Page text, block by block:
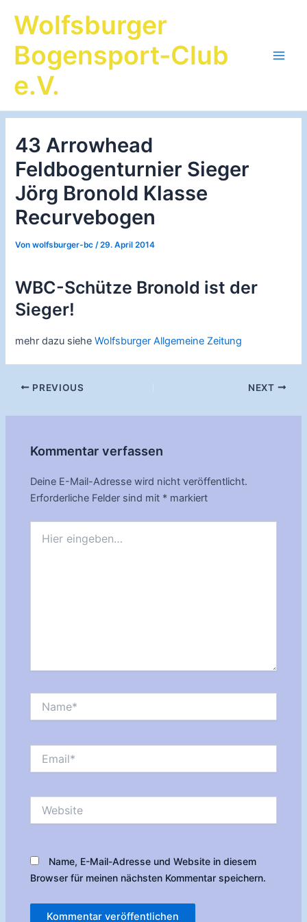
InhaltWolfsburger
Bogensport-Club
e.V.
43 Arrowhead
Feldbogenturnier Sieger
Jörg Bronold Klasse
Recurvebogen
Vonwolfsburger-bc /29. April 2014
WBC-Schütze Bronold ist der
Sieger!
mehr dazu sieheWolfsburger Allgemeine Zeitung
Post
PREVIOUS NEXT
Kommentar verfassen
Deine E-Mail-Adresse wird nicht veröffentlicht.
Erforderliche Felder sind mit * markiert
eingeben…
Name, E-Mail-Adresse und Website in diesem
Browser für meinen nächsten Kommentar speichern.